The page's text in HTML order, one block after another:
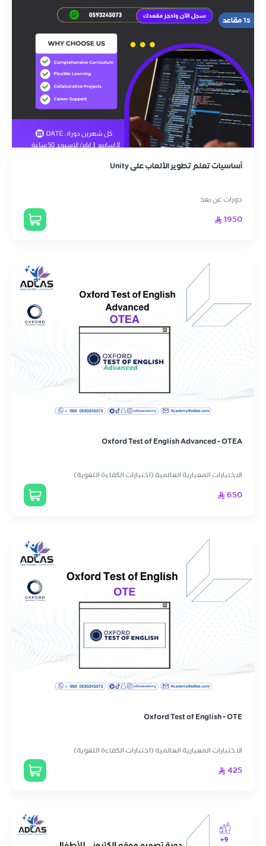
15 مقاعد
أساسيات تعلم تطوير الألعاب على Unity
دورات عن بعد
1950
Oxford Test of English Advanced - OTEA
الاختبارات المعيارية العالمية (اختبارات الكفاءة اللغوية)
650
Oxford Test of English - OTE
الاختبارات المعيارية العالمية (اختبارات الكفاءة اللغوية)
425